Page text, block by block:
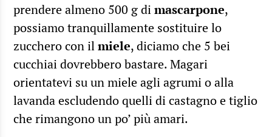
prendere almeno 500 g dimascarpone,
possiamo tranquillamente sostituire lo
zucchero con ilmiele, diciamo che 5 bei
cucchiai dovrebbero bastare. Magari
orientatevi su un miele agli agrumi o alla
lavanda escludendo quelli di castagno e tiglio
che rimangono un po’ più amari.